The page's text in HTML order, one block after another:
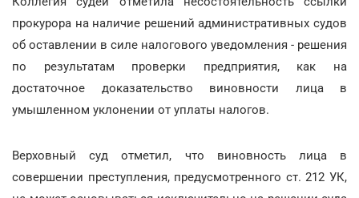
прокурора на наличие решений административных судов
об оставлении в силе налогового уведомления - решения
по результатам проверки предприятия, как на
достаточное доказательство виновности лица в
умышленном уклонении от уплаты налогов.
Верховный суд отметил, что виновность лица в
совершении преступления, предусмотренного ст. 212 УК,